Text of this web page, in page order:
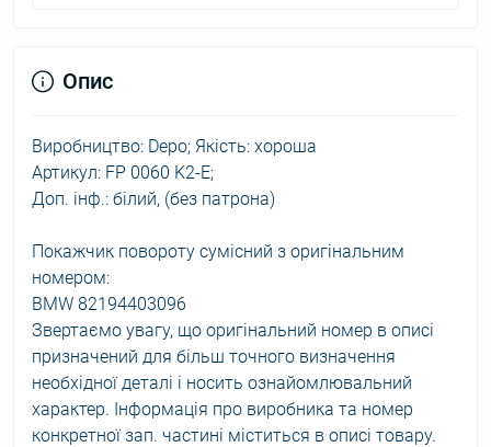
Опис
Виробництво: Depo; Якість: хороша
Артикул: FP 0060 K2-E;
Доп. інф.: білий, (без патрона)
Покажчик повороту сумісний з оригінальним
номером:
BMW 82194403096
Звертаємо увагу, що оригінальний номер в описі
призначений для більш точного визначення
необхідної деталі і носить ознайомлювальний
характер. Інформація про виробника та номер
конкретної зап. частині міститься в описі товару.